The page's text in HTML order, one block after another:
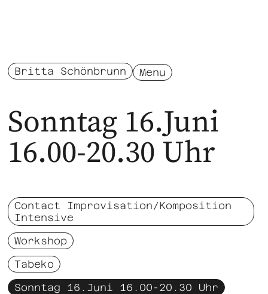
Menu
Britta Schönbrunn
Sonntag 16.Juni
16.00-20.30 Uhr
Contact Improvisation/Komposition
Intensive
Workshop
Tabeko
Sonntag 16.Juni 16.00-20.30 Uhr